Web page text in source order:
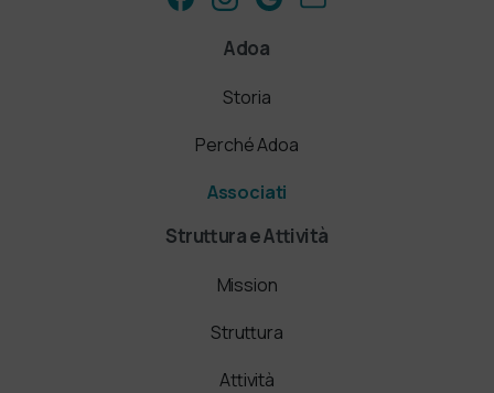
Adoa
Storia
Perché Adoa
Associati
Struttura e Attività
Mission
Struttura
Attività